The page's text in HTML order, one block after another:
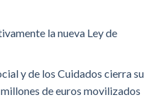
la nueva Ley de
y de los Cuidados cierra su
de euros movilizados